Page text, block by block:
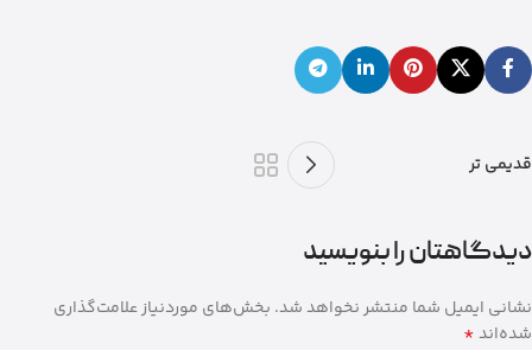
قدیمی تر
دیدگاهتان را بنویسید
نشانی ایمیل شما منتشر نخواهد شد. بخش‌های موردنیاز علامت‌گذاری
شده‌اند*